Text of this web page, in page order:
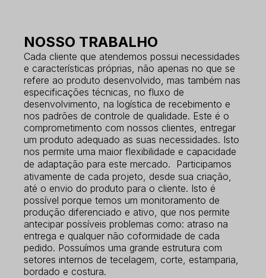
NOSSO TRABALHO
Cada cliente que atendemos possui necessidades
e características próprias, não apenas no que se
refere ao produto desenvolvido, mas também nas
especificações técnicas, no fluxo de
desenvolvimento, na logística de recebimento e
nos padrões de controle de qualidade. Este é o
comprometimento com nossos clientes, entregar
um produto adequado as suas necessidades. Isto
nos permite uma maior flexibilidade e capacidade
de adaptação para este mercado. Participamos
ativamente de cada projeto, desde sua criação,
até o envio do produto para o cliente. Isto é
possível porque temos um monitoramento de
produção diferenciado e ativo, que nos permite
antecipar possíveis problemas como: atraso na
entrega e qualquer não coformidade de cada
pedido. Possuímos uma grande estrutura com
setores internos de tecelagem, corte, estamparia,
bordado e costura.